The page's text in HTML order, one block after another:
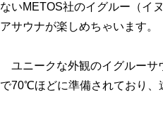
ないMETOS社のイグルー（イ
アサウナが楽しめちゃいます。
ユニークな外観のイグルーサ
で70℃ほどに準備されており、